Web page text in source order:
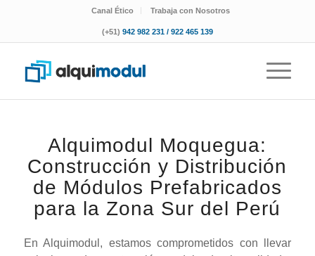
Canal Ético Trabaja con Nosotros
(+51) 942 982 231 / 922 465 139
Alquimodul Moquegua:
Construcción y Distribución
de Módulos Prefabricados
para la Zona Sur del Perú
En Alquimodul, estamos comprometidos con llevar